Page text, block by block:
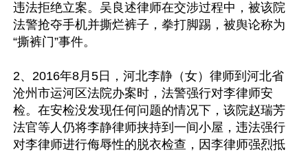
违法拒绝立案。吴良述律师在交涉过程中，被该院
法警抢夺手机并撕烂裤子，拳打脚踢，被舆论称为
“撕裤门”事件。
2、2016年8月5日，河北李静（女）律师到河北省
沧州市运河区法院办案时，法警强行对李律师安
检。在安检没发现任何问题的情况下，该院赵瑞芳
法官等人仍将李静律师挟持到一间小屋，违法强行
对李律师进行侮辱性的脱衣检查，因李律师强烈抵